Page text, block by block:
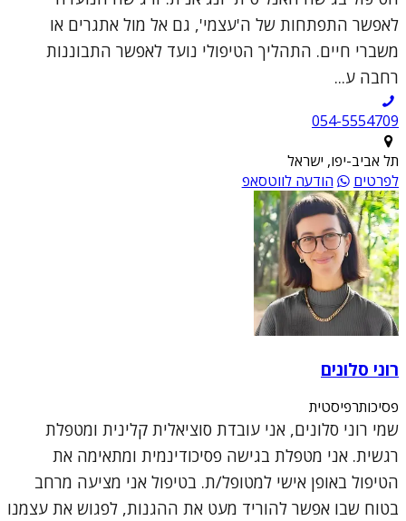
לאפשר התפתחות של ה'עצמי', גם אל מול אתגרים או
משברי חיים. התהליך הטיפולי נועד לאפשר התבוננות
רחבה ע...
054-5554709
תל אביב-יפו, ישראל
לפרטים
הודעה לווטסאפ
רוני סלונים
פסיכותרפיסטית
שמי רוני סלונים, אני עובדת סוציאלית קלינית ומטפלת
רגשית. אני מטפלת בגישה פסיכודינמית ומתאימה את
הטיפול באופן אישי למטופל/ת. בטיפול אני מציעה מרחב
בטוח שבו אפשר להוריד מעט את ההגנות, לפגוש את עצמנו